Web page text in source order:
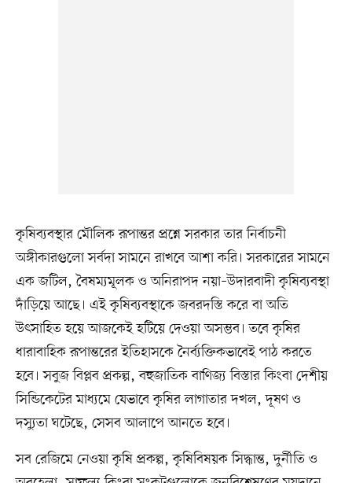
কৃষিব্যবস্থার মৌলিক রূপান্তর প্রশ্নে সরকার তার নির্বাচনী
অঙ্গীকারগুলো সর্বদা সামনে রাখবে আশা করি। সরকারের সামনে
এক জটিল, বৈষম্যমূলক ও অনিরাপদ নয়া–উদারবাদী কৃষিব্যবস্থা
দাঁড়িয়ে আছে। এই কৃষিব্যবস্থাকে জবরদস্তি করে বা অতি
উৎসাহিত হয়ে আজকেই হটিয়ে দেওয়া অসম্ভব। তবে কৃষির
ধারাবাহিক রূপান্তরের ইতিহাসকে নৈর্ব্যক্তিকভাবেই পাঠ করতে
হবে। সবুজ বিপ্লব প্রকল্প, বহুজাতিক বাণিজ্য বিস্তার কিংবা দেশীয়
সিন্ডিকেটের মাধ্যমে যেভাবে কৃষির লাগাতার দখল, দূষণ ও
দস্যুতা ঘটেছে, সেসব আলাপে আনতে হবে।
সব রেজিমে নেওয়া কৃষি প্রকল্প, কৃষিবিষয়ক সিদ্ধান্ত, দুর্নীতি ও